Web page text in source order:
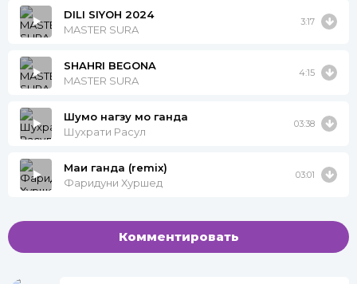
DILI SIYOH 2024
MASTER SURA
3:17
SHAHRI BEGONA
MASTER SURA
4:15
Шумо нагзу мо ганда
Шухрати Расул
03:38
Маи ганда (remix)
Фаридуни Хуршед
03:01
Комментировать